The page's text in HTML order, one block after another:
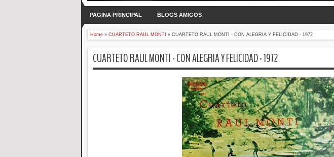
PAGINA PRINCIPAL BLOGS AMIGOS
Home » CUARTETO RAUL MONTI » CUARTETO RAUL MONTI - CON ALEGRIA Y FELICIDAD - 1972
CUARTETO RAUL MONTI - CON ALEGRIA Y FELICIDAD - 1972